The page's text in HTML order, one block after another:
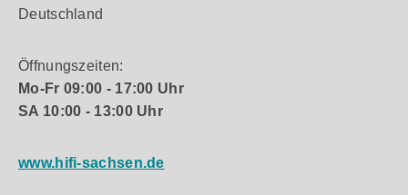
Deutschland
Öffnungszeiten:
Mo-Fr 09:00 - 17:00 Uhr
SA 10:00 - 13:00 Uhr
www.hifi-sachsen.de